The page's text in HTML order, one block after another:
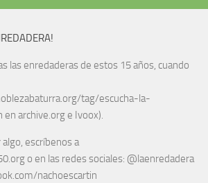
las enredaderas de estos 15 años, cuando
tag/escucha-la-
archive.org e Ivoox).
escríbenos a
o en las redes sociales: @laenredadera
nachoescartin